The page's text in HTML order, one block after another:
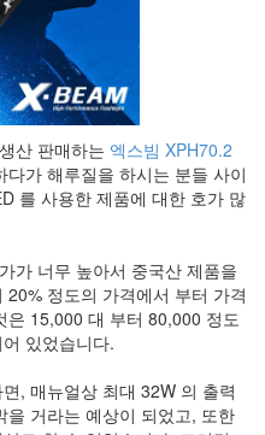
산 판매하는 엑스빔 XPH70.2
가 해루질을 하시는 분들 사이
를 사용한 제품에 대한 호가 많
가 너무 높아서 중국산 제품을
정도의 가격에서 부터 가격
15,000 대 부터 80,000 정도
있었습니다.
, 매뉴얼상 최대 32W 의 출력
거라는 예상이 되었고, 또한